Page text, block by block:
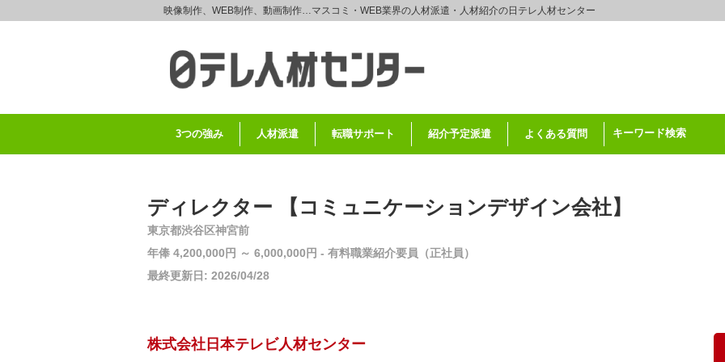
映像制作、WEB制作、動画制作…マスコミ・WEB業界の人材派遣・人材紹介の日テレ人材センター
3つの強み 人材派遣 転職サポート 紹介予定派遣 よくある質問 キーワード検索
ディレクター 【コミュニケーションデザイン会社】
東京都渋谷区神宮前
年俸 4,200,000円 ～ 6,000,000円 - 有料職業紹介要員（正社員）
最終更新日: 2026/04/28
株式会社日本テレビ人材センター